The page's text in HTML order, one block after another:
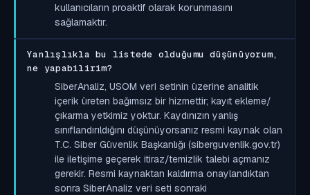
kullanıcıların proaktif olarak korunmasını
sağlamaktır.
Yanlışlıkla bu listede olduğumu düşünüyorum,
ne yapabilirim?
SiberAnaliz, USOM veri setinin üzerine analitik
içerik üreten bağımsız bir hizmettir; kayıt ekleme/
çıkarma yetkimiz yoktur. Kaydınızın yanlış
sınıflandırıldığını düşünüyorsanız resmi kaynak olan
T.C. Siber Güvenlik Başkanlığı (siberguvenlik.gov.tr)
ile iletişime geçerek itiraz/temizlik talebi açmanız
gerekir. Resmi kaynaktan kaldırma onaylandıktan
sonra SiberAnaliz veri seti sonraki